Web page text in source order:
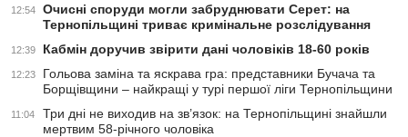
12:54
Очисні споруди могли забруднювати Серет: на
Тернопільщині триває кримінальне розслідування
12:39 Кабмін доручив звірити дані чоловіків 18-60 років
12:23
Гольова заміна та яскрава гра: представники Бучача та
Борщівщини – найкращі у турі першої ліги Тернопільщини
11:04
Три дні не виходив на зв’язок: на Тернопільщині знайшли
мертвим 58-річного чоловіка